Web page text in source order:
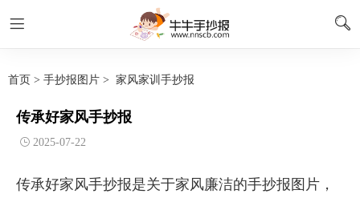
首页 > 手抄报图片 > 家风家训手抄报
传承好家风手抄报
2025-07-22
传承好家风手抄报是关于家风廉洁的手抄报图片，